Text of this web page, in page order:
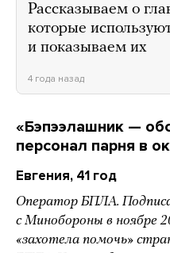
Рассказываем о
которые
и показываем их
4 года назад
«Бэпээлашник —
персонал парня в
Евгения, 41 год
Оператор БПЛА.
с Минобороны в ноябре
«захотела помочь»